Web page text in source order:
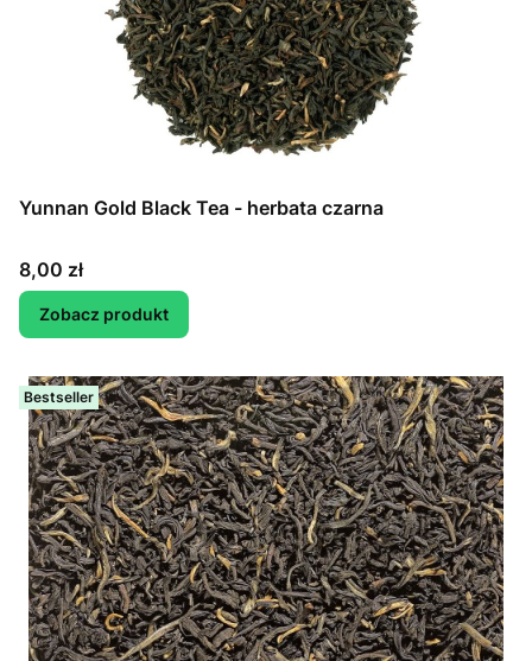
Yunnan Gold Black Tea - herbata czarna
Cena
8,00 zł
Zobacz produkt
Bestseller